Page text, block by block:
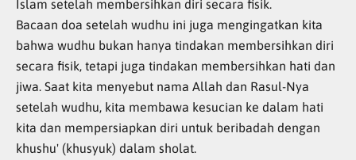
Islam setelah membersihkan diri secara fisik.
Bacaan doa setelah wudhu ini juga mengingatkan kita
bahwa wudhu bukan hanya tindakan membersihkan diri
secara fisik, tetapi juga tindakan membersihkan hati dan
jiwa. Saat kita menyebut nama Allah dan Rasul-Nya
setelah wudhu, kita membawa kesucian ke dalam hati
kita dan mempersiapkan diri untuk beribadah dengan
khushu' (khusyuk) dalam sholat.